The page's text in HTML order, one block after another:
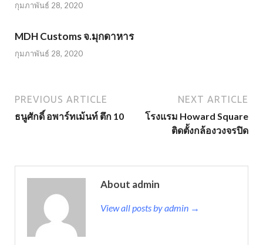
กุมภาพันธ์ 28, 2020
MDH Customs จ.มุกดาหาร
กุมภาพันธ์ 28, 2020
PREVIOUS ARTICLE
ธนูศักดิ์ อพาร์ทเม้นท์ ตึก 10
NEXT ARTICLE
โรงแรม Howard Square
ติดตั้งกล้องวงจรปิด
About admin
View all posts by admin →